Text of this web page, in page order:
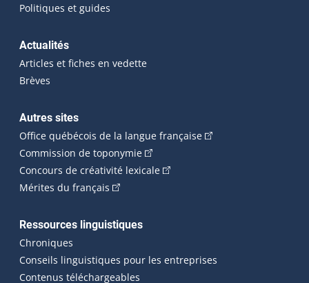
Politiques et guides
Actualités
Articles et fiches en vedette
Brèves
Autres sites
Office québécois de la langue française(Cet hyperlien
Commission de toponymie(Cet hyperlien externe s'ouvrira
Concours de créativité lexicale(Cet hyperlien externe
Mérites du français (Cet hyperlien externe s'ouvrira dans une
Ressources linguistiques
Chroniques
Conseils linguistiques pour les entreprises
Contenus téléchargeables